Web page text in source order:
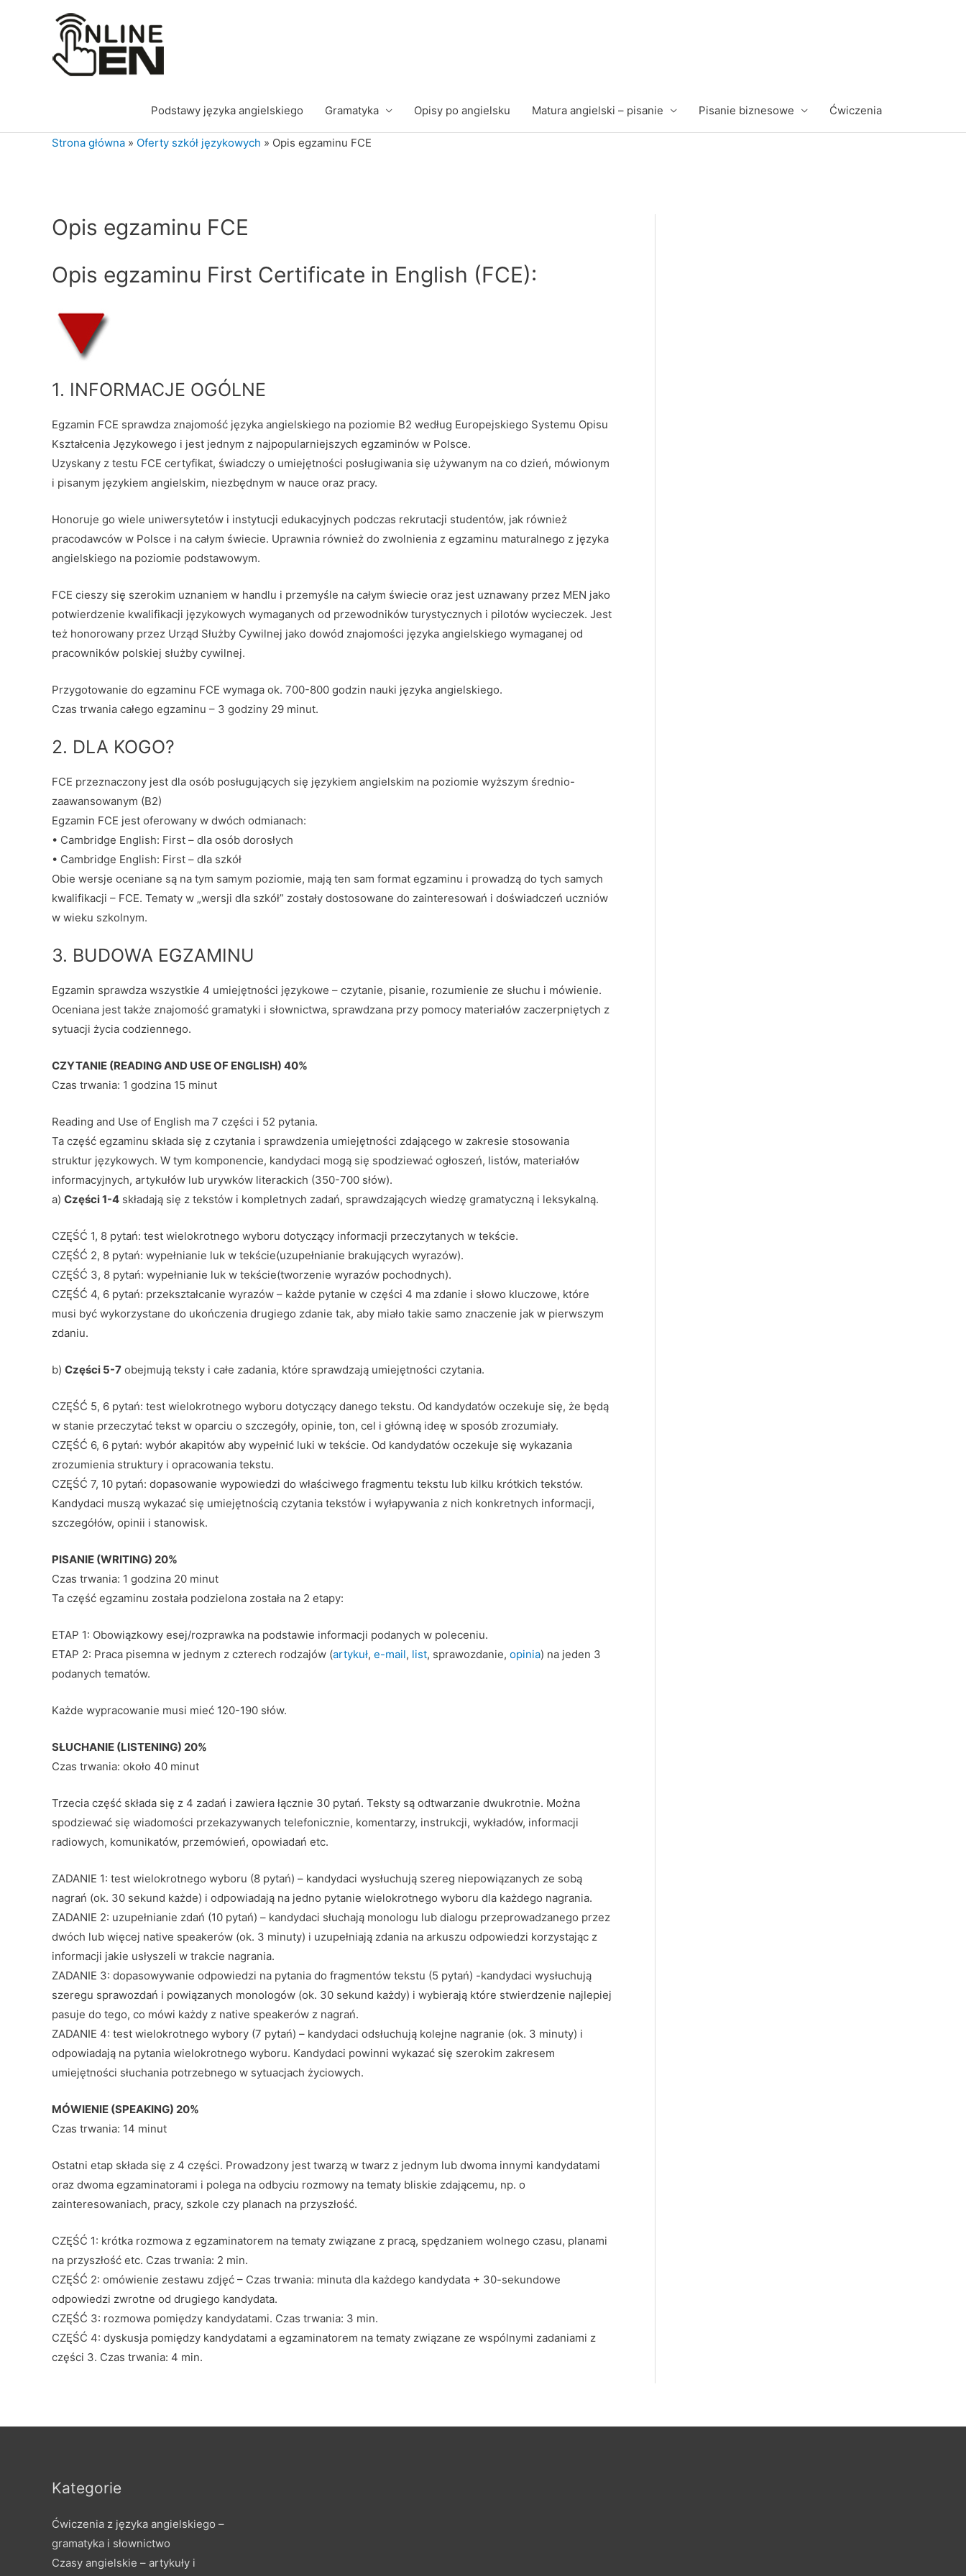
Podstawy języka angielskiego Gramatyka Opisy po angielsku Matura angielski – pisanie Pisanie biznesowe Ćwiczenia
Strona główna » Oferty szkół językowych » Opis egzaminu FCE
Opis egzaminu FCE
Opis egzaminu First Certificate in English (FCE):
1. INFORMACJE OGÓLNE
Egzamin FCE sprawdza znajomość języka angielskiego na poziomie B2 według Europejskiego Systemu Opisu
Kształcenia Językowego i jest jednym z najpopularniejszych egzaminów w Polsce.
Uzyskany z testu FCE certyfikat, świadczy o umiejętności posługiwania się używanym na co dzień, mówionym
i pisanym językiem angielskim, niezbędnym w nauce oraz pracy.
Honoruje go wiele uniwersytetów i instytucji edukacyjnych podczas rekrutacji studentów, jak również
pracodawców w Polsce i na całym świecie. Uprawnia również do zwolnienia z egzaminu maturalnego z języka
angielskiego na poziomie podstawowym.
FCE cieszy się szerokim uznaniem w handlu i przemyśle na całym świecie oraz jest uznawany przez MEN jako
potwierdzenie kwalifikacji językowych wymaganych od przewodników turystycznych i pilotów wycieczek. Jest
też honorowany przez Urząd Służby Cywilnej jako dowód znajomości języka angielskiego wymaganej od
pracowników polskiej służby cywilnej.
Przygotowanie do egzaminu FCE wymaga ok. 700-800 godzin nauki języka angielskiego.
Czas trwania całego egzaminu – 3 godziny 29 minut.
2. DLA KOGO?
FCE przeznaczony jest dla osób posługujących się językiem angielskim na poziomie wyższym średnio-
zaawansowanym (B2)
Egzamin FCE jest oferowany w dwóch odmianach:
• Cambridge English: First – dla osób dorosłych
• Cambridge English: First – dla szkół
Obie wersje oceniane są na tym samym poziomie, mają ten sam format egzaminu i prowadzą do tych samych
kwalifikacji – FCE. Tematy w „wersji dla szkół” zostały dostosowane do zainteresowań i doświadczeń uczniów
w wieku szkolnym.
3. BUDOWA EGZAMINU
Egzamin sprawdza wszystkie 4 umiejętności językowe – czytanie, pisanie, rozumienie ze słuchu i mówienie.
Oceniana jest także znajomość gramatyki i słownictwa, sprawdzana przy pomocy materiałów zaczerpniętych z
sytuacji życia codziennego.
CZYTANIE (READING AND USE OF ENGLISH) 40%
Czas trwania: 1 godzina 15 minut
Reading and Use of English ma 7 części i 52 pytania.
Ta część egzaminu składa się z czytania i sprawdzenia umiejętności zdającego w zakresie stosowania
struktur językowych. W tym komponencie, kandydaci mogą się spodziewać ogłoszeń, listów, materiałów
informacyjnych, artykułów lub urywków literackich (350-700 słów).
a) Części 1-4 składają się z tekstów i kompletnych zadań, sprawdzających wiedzę gramatyczną i leksykalną.
CZĘŚĆ 1, 8 pytań: test wielokrotnego wyboru dotyczący informacji przeczytanych w tekście.
CZĘŚĆ 2, 8 pytań: wypełnianie luk w tekście(uzupełnianie brakujących wyrazów).
CZĘŚĆ 3, 8 pytań: wypełnianie luk w tekście(tworzenie wyrazów pochodnych).
CZĘŚĆ 4, 6 pytań: przekształcanie wyrazów – każde pytanie w części 4 ma zdanie i słowo kluczowe, które
musi być wykorzystane do ukończenia drugiego zdanie tak, aby miało takie samo znaczenie jak w pierwszym
zdaniu.
b) Części 5-7 obejmują teksty i całe zadania, które sprawdzają umiejętności czytania.
CZĘŚĆ 5, 6 pytań: test wielokrotnego wyboru dotyczący danego tekstu. Od kandydatów oczekuje się, że będą
w stanie przeczytać tekst w oparciu o szczegóły, opinie, ton, cel i główną ideę w sposób zrozumiały.
CZĘŚĆ 6, 6 pytań: wybór akapitów aby wypełnić luki w tekście. Od kandydatów oczekuje się wykazania
zrozumienia struktury i opracowania tekstu.
CZĘŚĆ 7, 10 pytań: dopasowanie wypowiedzi do właściwego fragmentu tekstu lub kilku krótkich tekstów.
Kandydaci muszą wykazać się umiejętnością czytania tekstów i wyłapywania z nich konkretnych informacji,
szczegółów, opinii i stanowisk.
PISANIE (WRITING) 20%
Czas trwania: 1 godzina 20 minut
Ta część egzaminu została podzielona została na 2 etapy:
ETAP 1: Obowiązkowy esej/rozprawka na podstawie informacji podanych w poleceniu.
ETAP 2: Praca pisemna w jednym z czterech rodzajów (artykuł, e-mail, list, sprawozdanie, opinia) na jeden 3
podanych tematów.
Każde wypracowanie musi mieć 120-190 słów.
SŁUCHANIE (LISTENING) 20%
Czas trwania: około 40 minut
Trzecia część składa się z 4 zadań i zawiera łącznie 30 pytań. Teksty są odtwarzanie dwukrotnie. Można
spodziewać się wiadomości przekazywanych telefonicznie, komentarzy, instrukcji, wykładów, informacji
radiowych, komunikatów, przemówień, opowiadań etc.
ZADANIE 1: test wielokrotnego wyboru (8 pytań) – kandydaci wysłuchują szereg niepowiązanych ze sobą
nagrań (ok. 30 sekund każde) i odpowiadają na jedno pytanie wielokrotnego wyboru dla każdego nagrania.
ZADANIE 2: uzupełnianie zdań (10 pytań) – kandydaci słuchają monologu lub dialogu przeprowadzanego przez
dwóch lub więcej native speakerów (ok. 3 minuty) i uzupełniają zdania na arkuszu odpowiedzi korzystając z
informacji jakie usłyszeli w trakcie nagrania.
ZADANIE 3: dopasowywanie odpowiedzi na pytania do fragmentów tekstu (5 pytań) -kandydaci wysłuchują
szeregu sprawozdań i powiązanych monologów (ok. 30 sekund każdy) i wybierają które stwierdzenie najlepiej
pasuje do tego, co mówi każdy z native speakerów z nagrań.
ZADANIE 4: test wielokrotnego wybory (7 pytań) – kandydaci odsłuchują kolejne nagranie (ok. 3 minuty) i
odpowiadają na pytania wielokrotnego wyboru. Kandydaci powinni wykazać się szerokim zakresem
umiejętności słuchania potrzebnego w sytuacjach życiowych.
MÓWIENIE (SPEAKING) 20%
Czas trwania: 14 minut
Ostatni etap składa się z 4 części. Prowadzony jest twarzą w twarz z jednym lub dwoma innymi kandydatami
oraz dwoma egzaminatorami i polega na odbyciu rozmowy na tematy bliskie zdającemu, np. o
zainteresowaniach, pracy, szkole czy planach na przyszłość.
CZĘŚĆ 1: krótka rozmowa z egzaminatorem na tematy związane z pracą, spędzaniem wolnego czasu, planami
na przyszłość etc. Czas trwania: 2 min.
CZĘŚĆ 2: omówienie zestawu zdjęć – Czas trwania: minuta dla każdego kandydata + 30-sekundowe
odpowiedzi zwrotne od drugiego kandydata.
CZĘŚĆ 3: rozmowa pomiędzy kandydatami. Czas trwania: 3 min.
CZĘŚĆ 4: dyskusja pomiędzy kandydatami a egzaminatorem na tematy związane ze wspólnymi zadaniami z
części 3. Czas trwania: 4 min.
Kategorie
Ćwiczenia z języka angielskiego –
gramatyka i słownictwo
Czasy angielskie – artykuły i